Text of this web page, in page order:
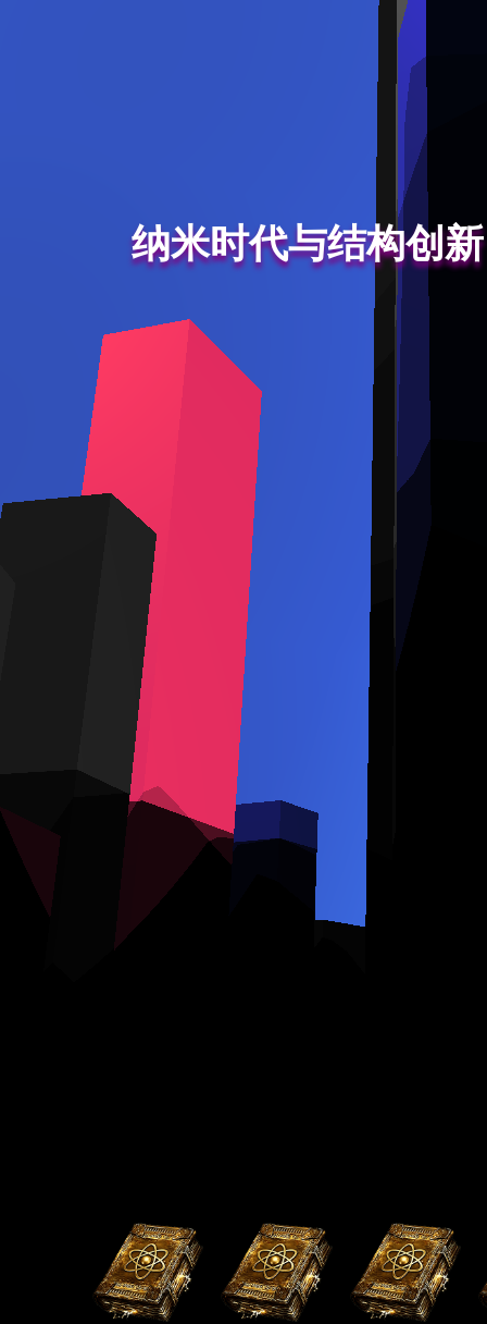
纳米时代与结构创